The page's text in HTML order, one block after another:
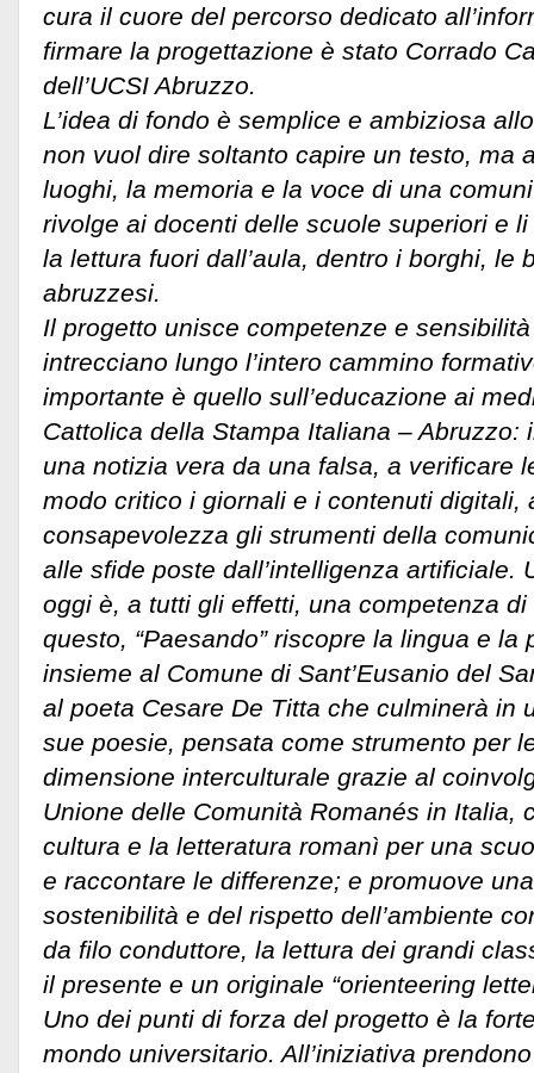
cura il cuore del percorso dedicato
firmare la progettazione è stato Corrado
dell’UCSI Abruzzo.
L’idea di fondo è semplice e ambiziosa
non vuol dire soltanto capire un testo, ma
luoghi, la memoria e la voce di una
rivolge ai docenti delle scuole superiori e
la lettura fuori dall’aula, dentro i borghi, le
abruzzesi.
Il progetto unisce competenze e
intrecciano lungo l’intero cammino
importante è quello sull’educazione ai
Cattolica della Stampa Italiana – Abruzzo:
una notizia vera da una falsa, a verificare
modo critico i giornali e i contenuti digitali,
consapevolezza gli strumenti della
alle sfide poste dall’intelligenza artificiale.
oggi è, a tutti gli effetti, una competenza
questo, “Paesando” riscopre la lingua e la
insieme al Comune di Sant’Eusanio del
al poeta Cesare De Titta che culminerà in
sue poesie, pensata come strumento per
dimensione interculturale grazie al
Unione delle Comunità Romanés in Italia,
cultura e la letteratura romanì per una
e raccontare le differenze; e promuove
sostenibilità e del rispetto dell’ambiente
da filo conduttore, la lettura dei grandi
il presente e un originale “orienteering
Uno dei punti di forza del progetto è la
mondo universitario. All’iniziativa